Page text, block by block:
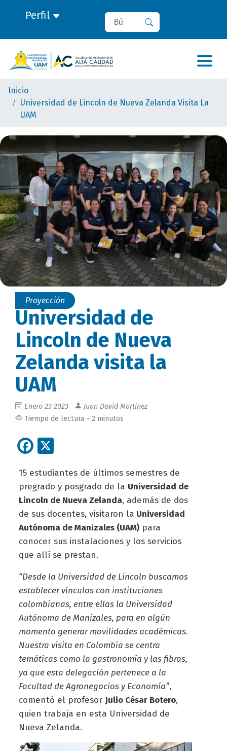
Perfil Buscar
Inicio
Universidad de Lincoln de Nueva Zelanda Visita La
UAM
Proyección
Universidad de
Lincoln de Nueva
Zelanda visita la
UAM
Enero 23 2023
Juan David Martinez
Tiempo de lectura ~ 2 minutos
Facebook
15 estudiantes de últimos semestres de
pregrado y posgrado de la Universidad de
Lincoln de Nueva Zelanda, además de dos
de sus docentes, visitaron la Universidad
Autónoma de Manizales (UAM)para
conocer sus instalaciones y los servicios
que allí se prestan.
“Desde la Universidad de Lincoln buscamos
establecer vínculos con instituciones
colombianas, entre ellas la Universidad
Autónoma de Manizales, para en algún
momento generar movilidades académicas.
Nuestra visita en Colombia se centra
temáticas como la gastronomía y las fibras,
ya que esta delegación pertenece a la
Facultad de Agronegocios y Economía”,
comentó el profesor Julio César Botero,
quien trabaja en esta Universidad de
Nueva Zelanda.